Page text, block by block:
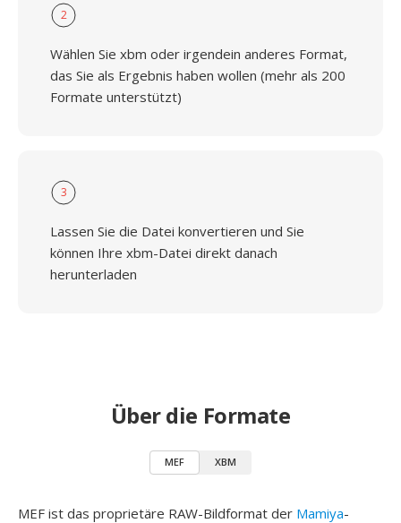
2
Wählen Sie xbm oder irgendein anderes Format,
das Sie als Ergebnis haben wollen (mehr als 200
Formate unterstützt)
3
Lassen Sie die Datei konvertieren und Sie
können Ihre xbm-Datei direkt danach
herunterladen
Über die Formate
MEF XBM
MEF ist das proprietäre RAW-Bildformat der Mamiya-